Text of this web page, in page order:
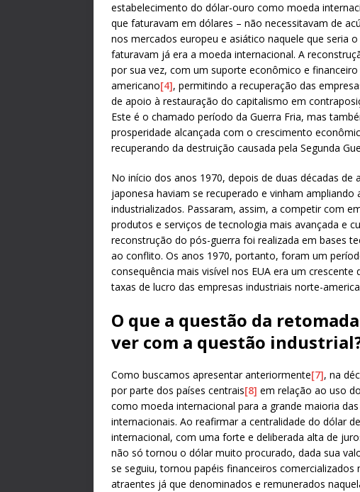
estabelecimento do dólar-ouro como moeda
que faturavam em dólares – não necessitavam de
nos mercados europeu e asiático naquele que seria
faturavam já era a moeda internacional. A
por sua vez, com um suporte econômico e
americano[4], permitindo a recuperação das
de apoio à restauração do capitalismo em
Este é o chamado período da Guerra Fria, mas
prosperidade alcançada com o crescimento
recuperando da destruição causada pela Segunda
No início dos anos 1970, depois de duas décadas
japonesa haviam se recuperado e vinham
industrializados. Passaram, assim, a competir com
produtos e serviços de tecnologia mais avançada e
reconstrução do pós-guerra foi realizada em bases
ao conflito. Os anos 1970, portanto, foram um
consequência mais visível nos EUA era um
taxas de lucro das empresas industriais norte-
O que a questão da
ver com a questão
Como buscamos apresentar anteriormente[7], na
por parte dos países centrais[8] em relação ao uso
como moeda internacional para a grande maioria
internacionais. Ao reafirmar a centralidade do dólar
internacional, com uma forte e deliberada alta de
não só tornou o dólar muito procurado, dada sua
se seguiu, tornou papéis financeiros
atraentes já que denominados e remunerados